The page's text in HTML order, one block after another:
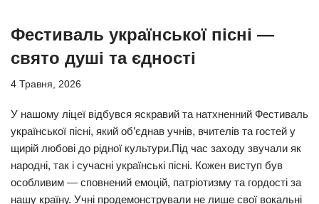
Фестиваль української пісні —
свято душі та єдності
4 Травня, 2026
У нашому ліцеї відбувся яскравий та натхненний Фестиваль
української пісні, який об’єднав учнів, вчителів та гостей у
щирій любові до рідної культури.Під час заходу звучали як
народні, так і сучасні українські пісні. Кожен виступ був
особливим — сповнений емоцій, патріотизму та гордості за
нашу країну. Учні продемонстрували не лише свої вокальні